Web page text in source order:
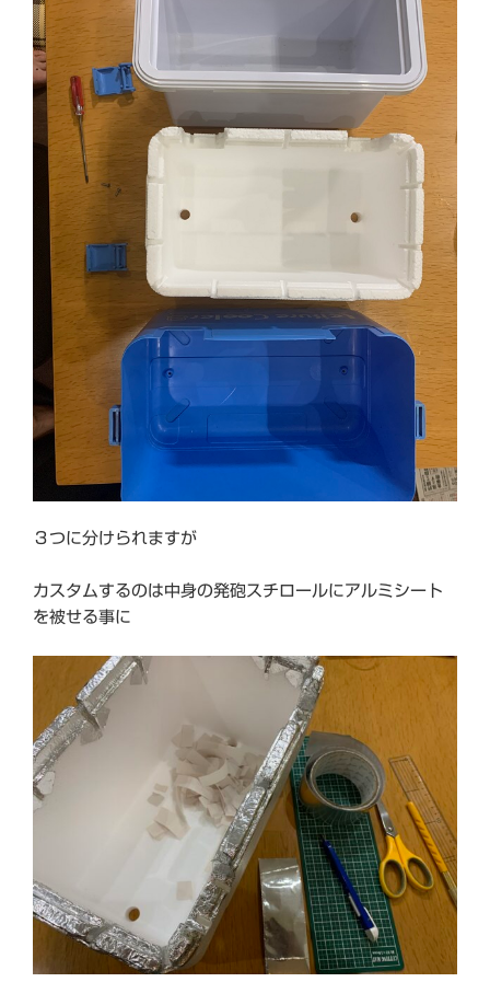
３つに分けられますが
カスタムするのは中身の発砲スチロールにアルミシート
を被せる事に